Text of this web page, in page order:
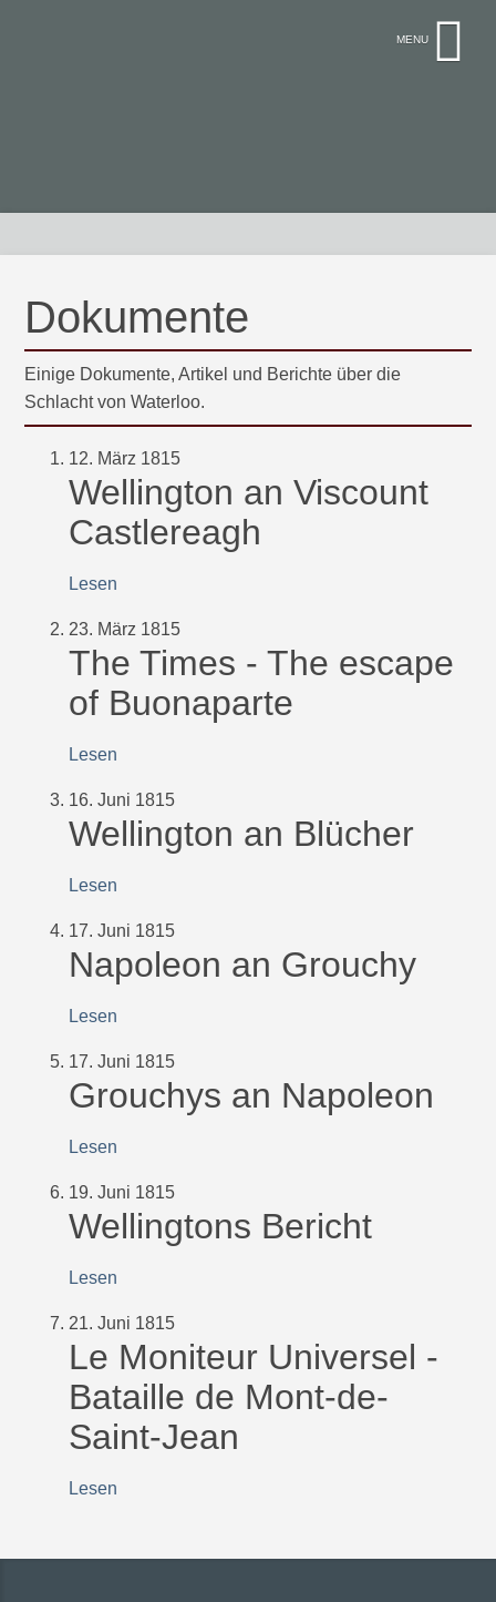
Dokumente
Einige Dokumente, Artikel und Berichte über die
Schlacht von Waterloo.
12. März 1815
Wellington an Viscount
Castlereagh
Lesen
23. März 1815
The Times - The escape
of Buonaparte
Lesen
16. Juni 1815
Wellington an Blücher
Lesen
17. Juni 1815
Napoleon an Grouchy
Lesen
17. Juni 1815
Grouchys an Napoleon
Lesen
19. Juni 1815
Wellingtons Bericht
Lesen
21. Juni 1815
Le Moniteur Universel -
Bataille de Mont-de-
Saint-Jean
Lesen